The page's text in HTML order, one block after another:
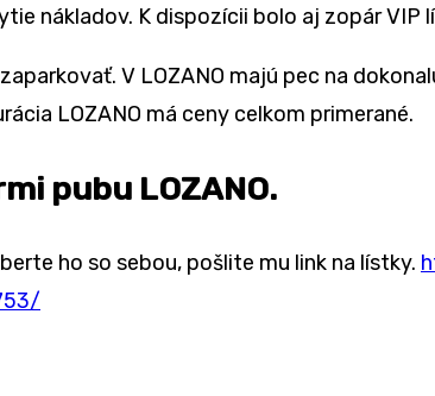
nákladov. K dispozícii bolo aj zopár VIP
V LOZANO majú pec na
LOZANO má ceny celkom primerané.
pubu LOZANO.
ho so sebou, pošlite mu link na lístky.